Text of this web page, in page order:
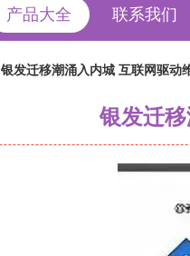
产品大全 联系我们
银发迁移潮涌入内城 互联网驱动
银发迁